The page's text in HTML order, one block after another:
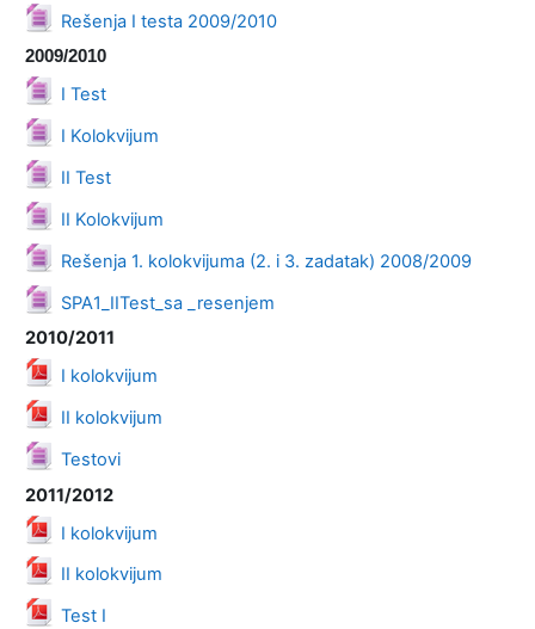
Rešenja I testa 2009/2010
Datoteka
2009/2010
I Test
Datoteka
I Kolokvijum
Datoteka
II Test
Datoteka
II Kolokvijum
Datoteka
Rešenja 1. kolokvijuma (2. i 3. zadatak) 2008/2009
Datoteka
SPA1_IITest_sa _resenjem
Datoteka
2010/2011
I kolokvijum
Datoteka
II kolokvijum
Datoteka
Testovi
Datoteka
2011/2012
I kolokvijum
Datoteka
II kolokvijum
Datoteka
Test I
Datoteka